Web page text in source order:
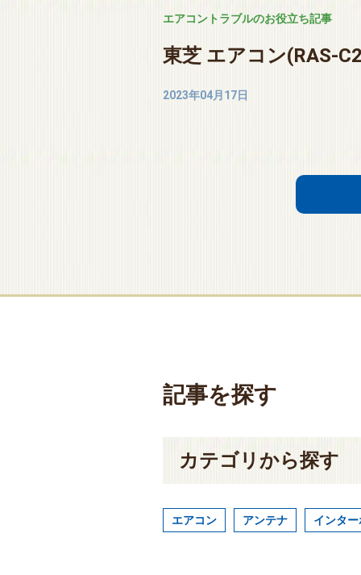
エアコントラブルのお役立ち記事
東芝 エアコン(RAS-
2023年04月17日
記事を探す
カテゴリから探す
エアコン アンテナ インタ